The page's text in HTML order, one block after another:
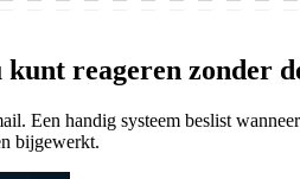
reageren zonder
Een handig systeem beslist
bijgewerkt.